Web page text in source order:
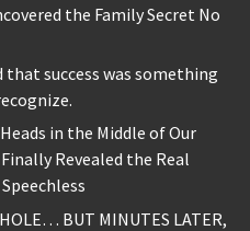
the Family Secret No
that success was something
in the Middle of Our
Revealed the Real
BUT MINUTES LATER,